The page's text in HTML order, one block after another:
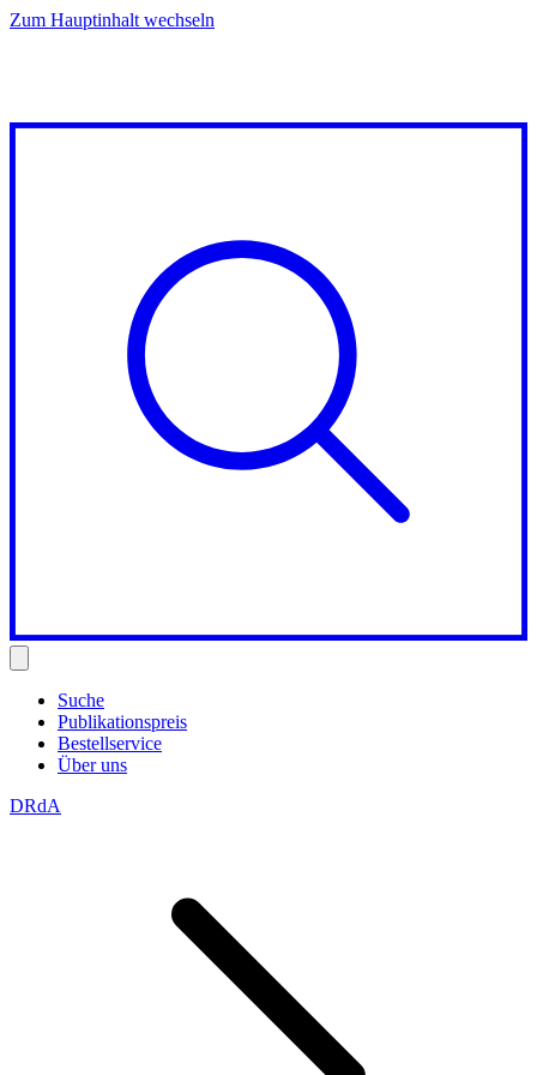
Zum Hauptinhalt wechseln
Suche
Publikationspreis
Bestellservice
Über uns
DRdA